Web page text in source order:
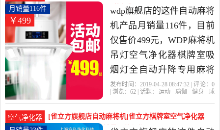
的自动麻将机，由上海发
货。
棋牌室吸烟月销量116件仅售499元
￥499
月销量116件
wdp旗舰店的这件自动麻将
机产品月销量116件，目前
仅售价499元，WDP麻将机
吊灯空气净化器棋牌室吸
烟灯全自动升降专用麻将
馆抽烟是2019年wdp旗舰店
品当中性价比很高的自动
发布时间：2019-04-28 08:47:32 | 评论： 0
| 浏览： 62 | 话题： 运动 瑜伽 健身
球
空气净化器
[雀立方旗舰店自动麻将机]雀立方棋牌室空气净化器